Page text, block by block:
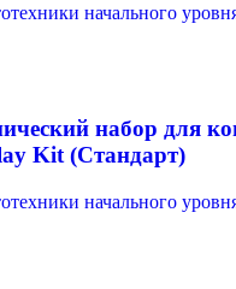
начального
набор для
Kit (Стандарт)
начального